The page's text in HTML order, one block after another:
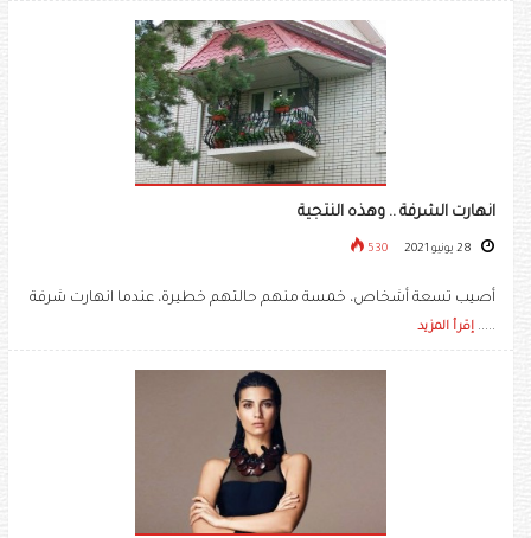
انهارت الشرفة .. وهذه النتجية
530
أصيب تسعة أشخاص، خمسة منهم حالتهم خطيرة، عندما انهارت شرفة
..... إقرأ المزيد